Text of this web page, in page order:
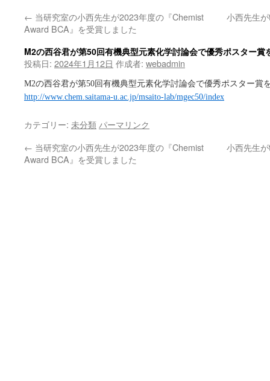
← 当研究室の小西先生が2023年度の『Chemist
Award BCA』を受賞しました
小西先生
M2の西谷君が第50回有機典型元素化学討論会で優秀ポスター賞
投稿日: 2024年1月12日 作成者: webadmin
M2の西谷君が第50回有機典型元素化学討論会で優秀ポスター賞
http://www.chem.saitama-u.ac.jp/msaito-lab/mgec50/index
カテゴリー: 未分類 パーマリンク
← 当研究室の小西先生が2023年度の『Chemist
Award BCA』を受賞しました
小西先生